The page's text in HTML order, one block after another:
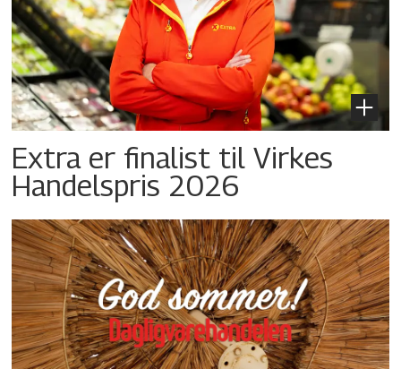
Extra er finalist til Virkes
Handelspris 2026